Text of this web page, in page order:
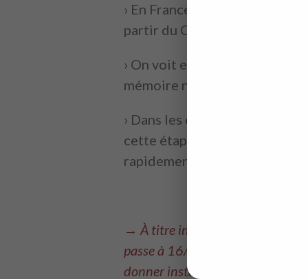
› En France, si on aborde les
partir du CE1.
› On voit ensuite les tables
mémoire n’est généralement
› Dans les classes
cette étape de mémorisation
rapidement les oublier…
→ À titre indicatif, les élèves de
passe à 16/17 pour les élèves
donner instantanément le